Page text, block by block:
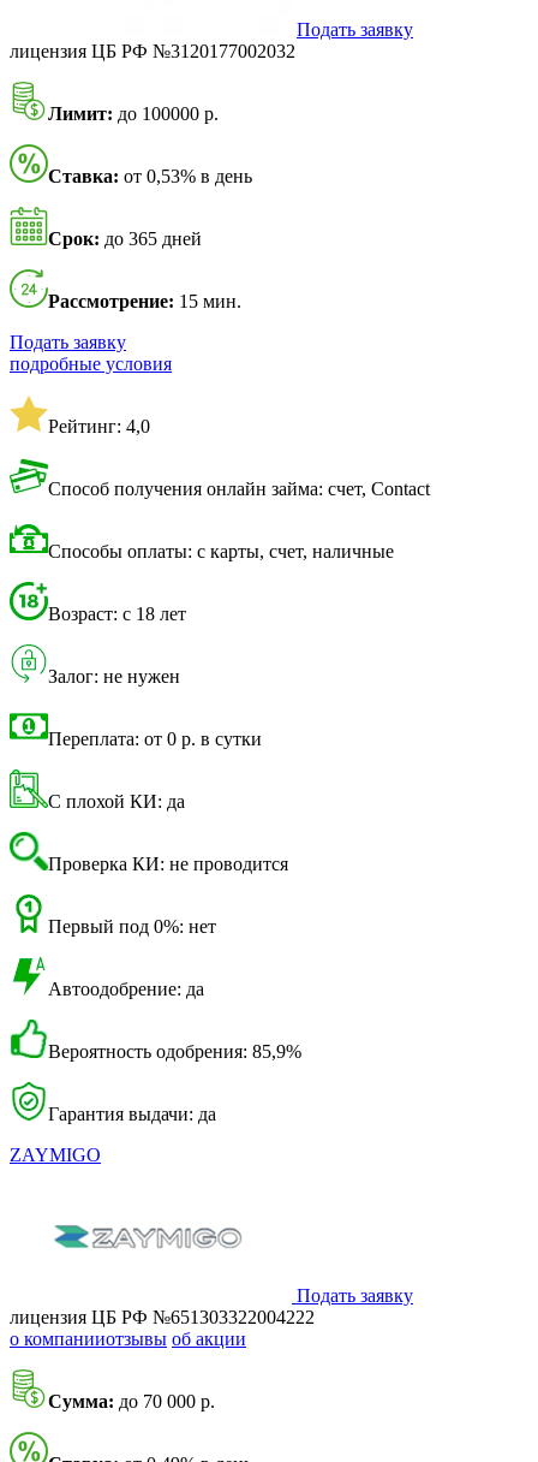
Подать заявку
лицензия ЦБ РФ №3120177002032
Лимит: до 100000 р.
Ставка: от 0,53% в день
Срок: до 365 дней
Рассмотрение: 15 мин.
Подать заявку
подробные условия
Рейтинг: 4,0
Способ получения онлайн займа: счет, Contact
Способы оплаты: с карты, счет, наличные
Возраст: с 18 лет
Залог: не нужен
Переплата: от 0 р. в сутки
С плохой КИ: да
Проверка КИ: не проводится
Первый под 0%: нет
Автоодобрение: да
Вероятность одобрения: 85,9%
Гарантия выдачи: да
ZAYMIGO
Подать заявку
лицензия ЦБ РФ №651303322004222
о компанииотзывы об акции
Сумма: до 70 000 р.